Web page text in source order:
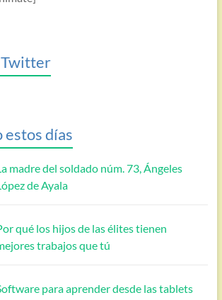
Twitter
estos días
madre del soldado núm. 73, Ángeles
de Ayala
qué los hijos de las élites tienen
trabajos que tú
para aprender desde las tablets